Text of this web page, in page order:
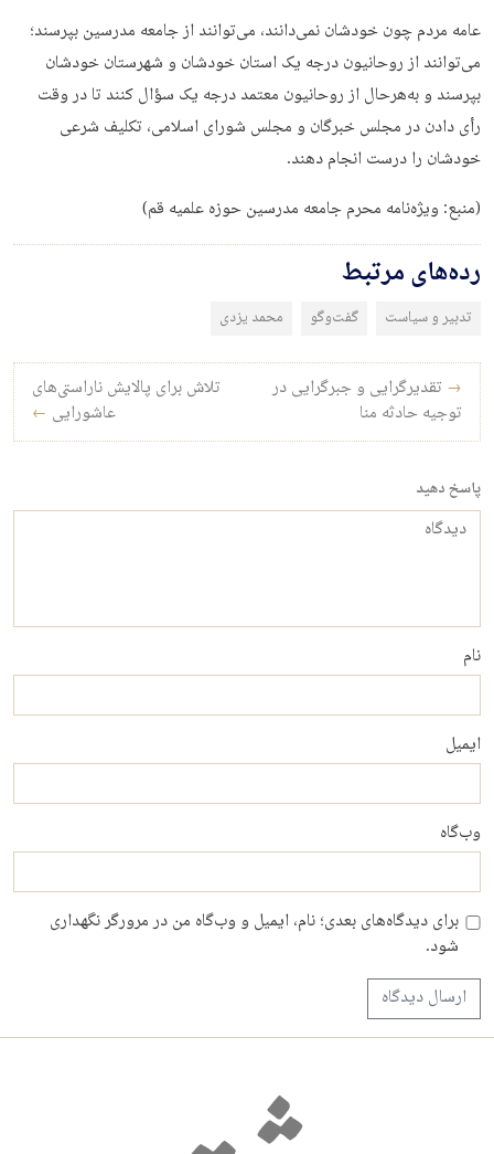
عامه مردم چون خودشان نمی‌دانند، می‌توانند از جامعه مدرسین بپرسند؛
می‌توانند از روحانیون درجه یک استان خودشان و شهرستان خودشان
بپرسند و به‌هرحال از روحانیون معتمد درجه یک سؤال کنند تا در وقت
رأی دادن در مجلس خبرگان و مجلس شورای اسلامی، تکلیف شرعی
خودشان را درست انجام دهند.
(منبع: ویژه‌نامه محرم جامعه مدرسین حوزه علمیه قم)
رده‌های مرتبط
تدبیر و سیاست گفت‌وگو محمد یزدی
راه‌بری نوشته
→ تقدیرگرایی و جبرگرایی در
توجیه حادثه منا
تلاش برای پالایش ناراستی‌های
عاشورایی ←
پاسخ دهید
دیدگاه
نام
ایمیل
وب‌گاه
برای دیدگاه‌های بعدی؛ نام، ایمیل و وب‌گاه من در مرورگر نگهداری
شود.